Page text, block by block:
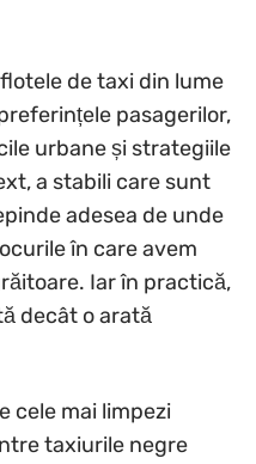
de taxi din lume
pasagerilor,
urbane și strategiile
a stabili care sunt
adesea de unde
în care avem
Iar în practică,
decât o arată
cele mai limpezi
taxiurile negre